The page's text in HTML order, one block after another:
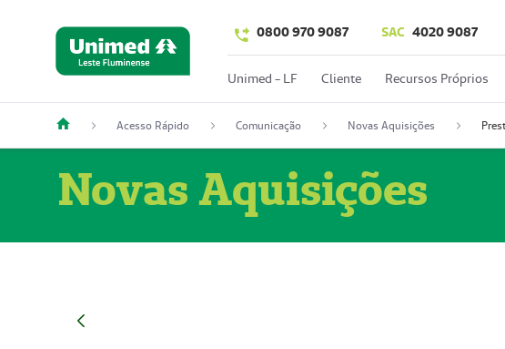
0800 970 9087 SAC 4020 9087
Unimed - LF Cliente Recursos Próprios
Acesso Rápido Comunicação Novas Aquisições
Novas Aquisições